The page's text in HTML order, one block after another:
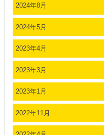
2024年8月
2024年5月
2023年4月
2023年3月
2023年1月
2022年11月